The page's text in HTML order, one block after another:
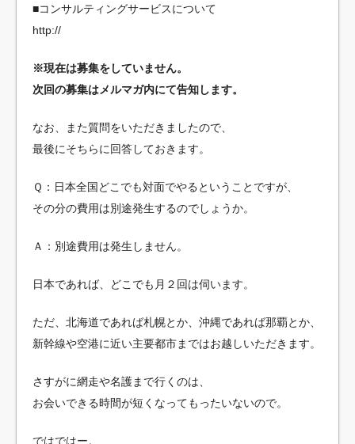
■コンサルティングサービスについて
http://
※現在は募集をしていません。
次回の募集はメルマガ内にて告知します。
なお、また質問をいただきましたので、
最後にそちらに回答しておきます。
Ｑ：日本全国どこでも対面でやるということですが、
その分の費用は別途発生するのでしょうか。
Ａ：別途費用は発生しません。
日本であれば、どこでも月２回は伺います。
ただ、北海道であれば札幌とか、沖縄であれば那覇とか、
新幹線や空港に近い主要都市まではお越しいただきます。
さすがに網走や名護まで行くのは、
お会いできる時間が短くなってもったいないので。
ではではー。